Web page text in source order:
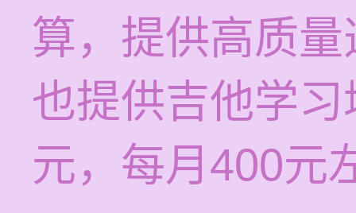
算，提供高质
也提供吉他学
元，每月400元